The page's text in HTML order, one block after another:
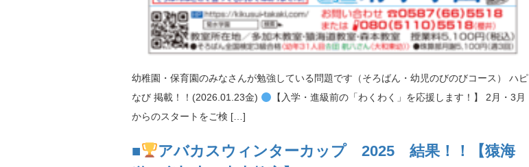
幼稚園・保育園のみなさんが勉強している問題です（そろばん・幼児のびのびコース） ハピ
なび 掲載！！(2026.01.23金)
【入学・進級前の「わくわく」を応援します！】 2月・3月
からのスタートをご検 […]
■
アバカスウィンターカップ 2025 結果！！【猿海